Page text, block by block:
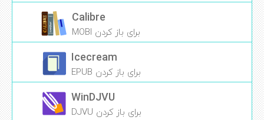
Calibre
برای باز کردن MOBI
Icecream
برای باز کردن EPUB
WinDJVU
برای باز کردن DJVU